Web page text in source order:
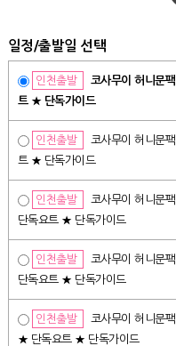
일정/출발일 선택
인천출발
코사무이 허니문
트 ★ 단독가이드
인천출발
코사무이 허니문
트 ★ 단독가이드
인천출발
코사무이 허니문
단독요트 ★ 단독가이드
인천출발
코사무이 허니문
단독요트 ★ 단독가이드
인천출발
코사무이 허니문
★ 단독요트 ★ 단독가이드